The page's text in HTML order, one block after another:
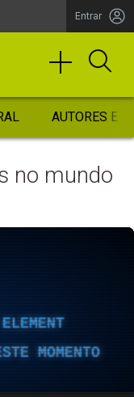
Entrar
AUTORES
no mundo
MOMENTO